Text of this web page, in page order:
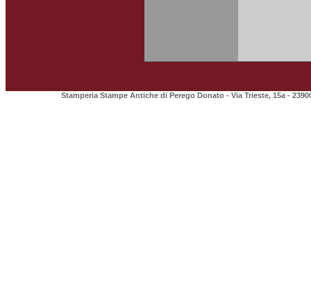
Stamperia Stampe Antiche di Perego Donato - Via Trieste, 15a -